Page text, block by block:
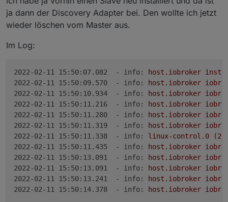
ja dann der Discovery Adapter bei. Den wollte ich jetzt
wieder löschen vom Master aus.
Im Log:
2022-02-11 15:50:07.082  - info: host.iobroker
2022-02-11 15:50:09.570  - info:
host.iobroker
2022-02-11 15:50:10.934  - info:
host.iobroker
2022-02-11 15:50:11.216  - info:
host.iobroker
2022-02-11 15:50:11.280  - info:
host.iobroker
2022-02-11 15:50:11.319  - info:
host.iobroker
2022-02-11 15:50:11.338  - info:
linux-control.0
2022-02-11 15:50:11.435  - info:
host.iobroker
2022-02-11 15:50:13.091  - info:
host.iobroker
2022-02-11 15:50:13.091  - info:
host.iobroker
2022-02-11 15:50:13.241  - info:
host.iobroker
2022-02-11 15:50:14.378  - info:
host.iobroker